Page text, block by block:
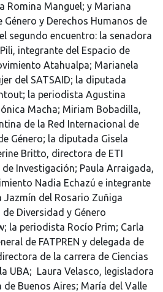
Romina Manguel; y Mariana
y Derechos Humanos de
segundo encuentro: la senadora
integrante del Espacio de
Atahualpa; Marianela
del SATSAID; la diputada
la periodista Agustina
Macha; Miriam Bobadilla,
de la Red Internacional de
Género; la diputada Gisela
Britto, directora de ETI
Investigación; Paula Arraigada,
Nadia Echazú e integrante
Jazmín del Rosario Zuñiga
Diversidad y Género
la periodista Rocío Prim; Carla
de FATPREN y delegada de
de la carrera de Ciencias
UBA; Laura Velasco, legisladora
Buenos Aires; María del Valle